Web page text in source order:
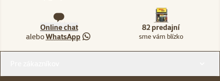
Online chat
aleboWhatsApp
82 predajní
sme vám blízko